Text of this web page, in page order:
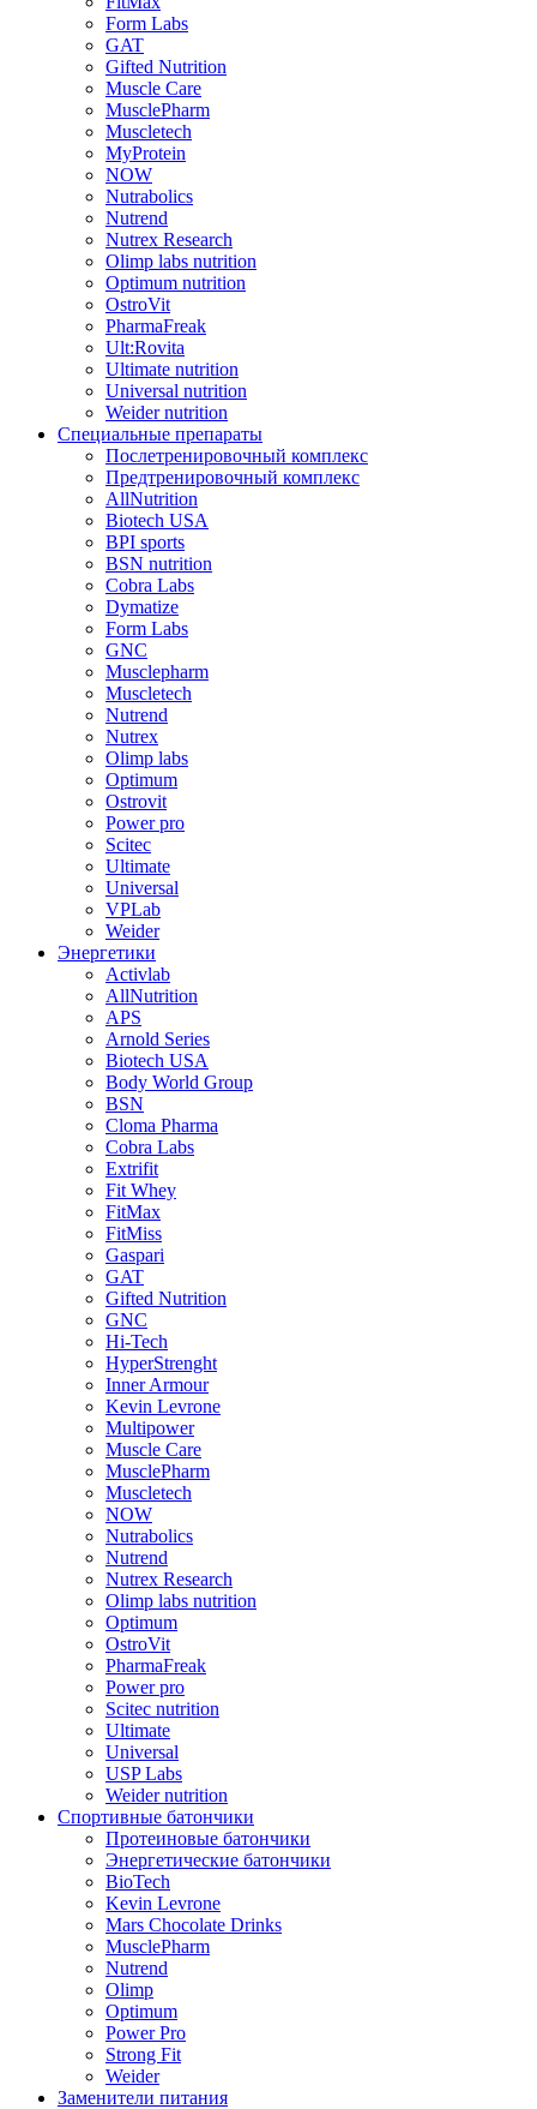
Form Labs
GAT
Gifted Nutrition
Muscle Care
MusclePharm
Muscletech
MyProtein
NOW
Nutrabolics
Nutrend
Nutrex Research
Olimp labs nutrition
Optimum nutrition
OstroVit
PharmaFreak
Ult:Rovita
Ultimate nutrition
Universal nutrition
Weider nutrition
Специальные препараты
Послетренировочный комплекс
Предтренировочный комплекс
AllNutrition
Biotech USA
BPI sports
BSN nutrition
Cobra Labs
Dymatize
Form Labs
GNC
Musclepharm
Muscletech
Nutrend
Nutrex
Olimp labs
Optimum
Ostrovit
Power pro
Scitec
Ultimate
Universal
VPLab
Weider
Энергетики
Activlab
AllNutrition
APS
Arnold Series
Biotech USA
Body World Group
BSN
Cloma Pharma
Cobra Labs
Extrifit
Fit Whey
FitMax
FitMiss
Gaspari
GAT
Gifted Nutrition
GNC
Hi-Tech
HyperStrenght
Inner Armour
Kevin Levrone
Multipower
Muscle Care
MusclePharm
Muscletech
NOW
Nutrabolics
Nutrend
Nutrex Research
Olimp labs nutrition
Optimum
OstroVit
PharmaFreak
Power pro
Scitec nutrition
Ultimate
Universal
USP Labs
Weider nutrition
Спортивные батончики
Протеиновые батончики
Энергетические батончики
BioTech
Kevin Levrone
Mars Chocolate Drinks
MusclePharm
Nutrend
Olimp
Optimum
Power Pro
Strong Fit
Weider
Заменители питания